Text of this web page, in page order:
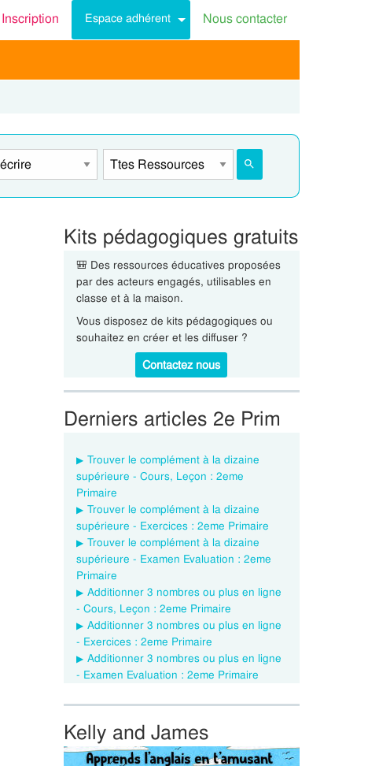
Inscription Espace adhérent Nous contacter
Kits pédagogiques gratuits
🎒 Des ressources éducatives proposées
par des acteurs engagés, utilisables en
classe et à la maison.
Vous disposez de kits pédagogiques ou
souhaitez en créer et les diffuser ?
Contactez nous
Derniers articles 2e Prim
Trouver le complément à la dizaine
supérieure - Cours, Leçon : 2eme
Primaire
Trouver le complément à la dizaine
supérieure - Exercices : 2eme Primaire
Trouver le complément à la dizaine
supérieure - Examen Evaluation : 2eme
Primaire
Additionner 3 nombres ou plus en ligne
- Cours, Leçon : 2eme Primaire
Additionner 3 nombres ou plus en ligne
- Exercices : 2eme Primaire
Additionner 3 nombres ou plus en ligne
- Examen Evaluation : 2eme Primaire
Kelly and James